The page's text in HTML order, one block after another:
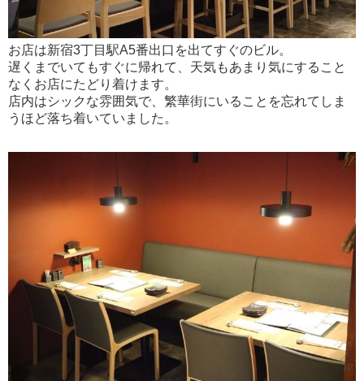
お店は新宿3丁目駅A5番出口を出てすぐのビル。
遅くまでいてもすぐに帰れて、天気もあまり気にすること
なくお店にたどり着けます。
店内はシックな雰囲気で、繁華街にいることを忘れてしま
うほど落ち着いていました。